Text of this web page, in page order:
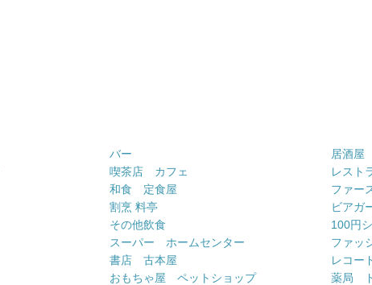
バー
居酒屋
喫茶店 カフェ
レスト
和食 定食屋
ファー
割烹 料亭
ビアガ
その他飲食
100円
スーパー ホームセンター
ファッ
書店 古本屋
レコー
おもちゃ屋 ペットショップ
薬局